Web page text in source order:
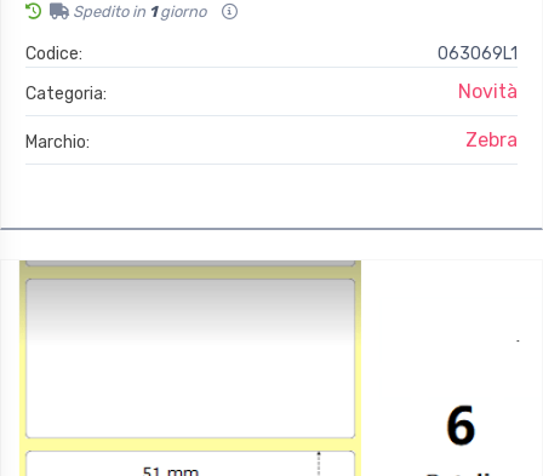
Spedito in 1giorno
Codice:
063069L1
Categoria:
Novità
Marchio: Zebra